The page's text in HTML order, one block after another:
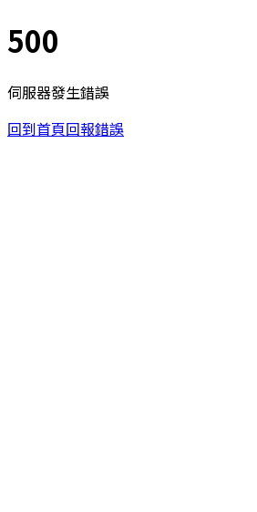
500
伺服器發生錯誤
回到首頁回報錯誤